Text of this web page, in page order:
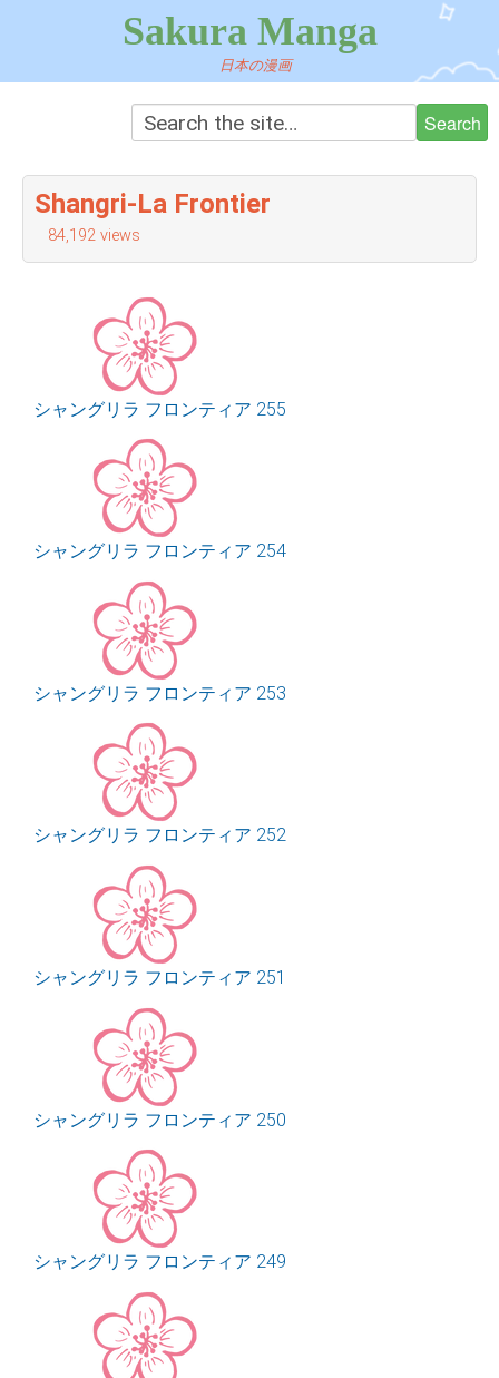
Sakura Manga
日本の漫画
Shangri-La Frontier
84,192 views
シャングリラ フロンティア 255
シャングリラ フロンティア 254
シャングリラ フロンティア 253
シャングリラ フロンティア 252
シャングリラ フロンティア 251
シャングリラ フロンティア 250
シャングリラ フロンティア 249